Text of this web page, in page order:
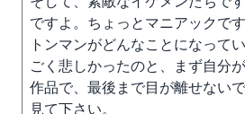
ですよ。ちょっとマニアックで
トンマンがどんなことになって
ごく悲しかったのと、まず自分
作品で、最後まで目が離せない
見て下さい。